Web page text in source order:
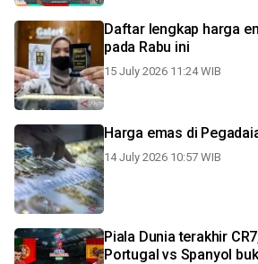
Daftar lengkap harga
pada Rabu ini
15 July 2026 11:24 WIB
Harga emas di
14 July 2026 10:57 WIB
Piala Dunia terakhir
Portugal vs Spanyol